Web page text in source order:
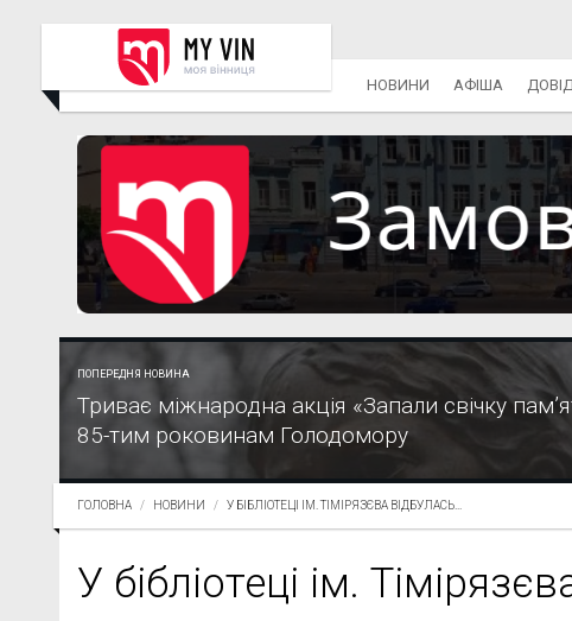
НОВИНИ АФІША
ПОПЕРЕДНЯ НОВИНА
Триває міжнародна акція «Запали свічку
85-тим роковинам Голодомору
ГОЛОВНА НОВИНИ У БІБЛІОТЕЦІ ІМ. ТІМІРЯЗЄВА ВІДБУЛАСЬ...
У бібліотеці ім.